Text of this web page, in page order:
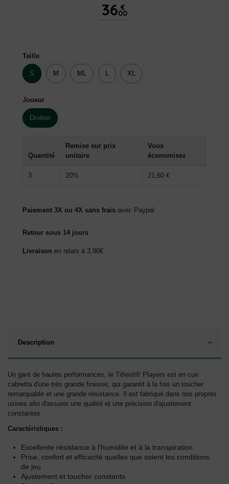
36 €
00
Taille
S M ML L XL
Joueur
Droitier
Quantité
Remise sur prix
unitaire
Vous
économisez
3 20% 21,60 €
Paiement 3X ou 4X sans frais avec Paypal
Retour sous 14 jours
Livraison en relais à 3,90€
Description
Un gant de hautes performances, le Titleist® Players est en cuir
cabretta d'une très grande finesse, qui garantit à la fois un toucher
remarquable et une grande résistance. Il est fabriqué dans nos propres
usines afin d'assurer une qualité et une précision d'ajustement
constantes.
Caractéristiques :
Excellente résistance à l'humidité et à la transpiration
Prise, confort et efficacité quelles que soient les conditions
de jeu
Ajustement et toucher constants